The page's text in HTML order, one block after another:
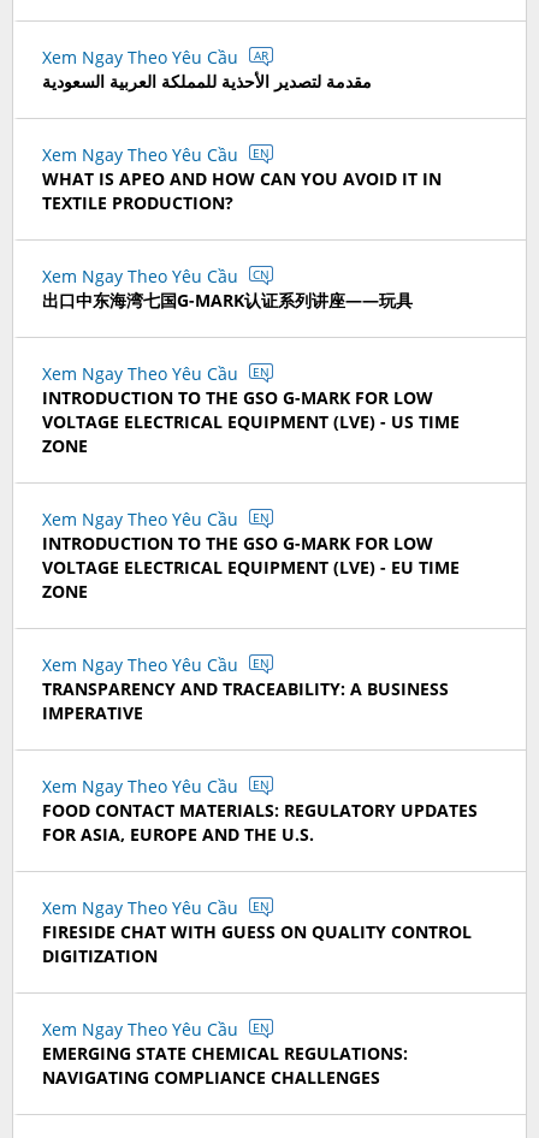
Xem Ngay Theo Yêu Cầu AR
مقدمة لتصدير الأحذية للمملكة العربية السعودية
Xem Ngay Theo Yêu Cầu EN
WHAT IS APEO AND HOW CAN YOU AVOID IT IN
TEXTILE PRODUCTION?
Xem Ngay Theo Yêu Cầu CN
出口中东海湾七国G-MARK认证系列讲座——玩具
Xem Ngay Theo Yêu Cầu EN
INTRODUCTION TO THE GSO G-MARK FOR LOW
VOLTAGE ELECTRICAL EQUIPMENT (LVE) - US TIME
ZONE
Xem Ngay Theo Yêu Cầu EN
INTRODUCTION TO THE GSO G-MARK FOR LOW
VOLTAGE ELECTRICAL EQUIPMENT (LVE) - EU TIME
ZONE
Xem Ngay Theo Yêu Cầu EN
TRANSPARENCY AND TRACEABILITY: A BUSINESS
IMPERATIVE
Xem Ngay Theo Yêu Cầu EN
FOOD CONTACT MATERIALS: REGULATORY UPDATES
FOR ASIA, EUROPE AND THE U.S.
Xem Ngay Theo Yêu Cầu EN
FIRESIDE CHAT WITH GUESS ON QUALITY CONTROL
DIGITIZATION
Xem Ngay Theo Yêu Cầu EN
EMERGING STATE CHEMICAL REGULATIONS:
NAVIGATING COMPLIANCE CHALLENGES